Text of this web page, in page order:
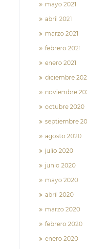
mayo 2021
abril 2021
marzo 2021
febrero 2021
enero 2021
diciembre
noviembre
octubre 2020
septiembre
agosto 2020
julio 2020
junio 2020
mayo 2020
abril 2020
marzo 2020
febrero 2020
enero 2020